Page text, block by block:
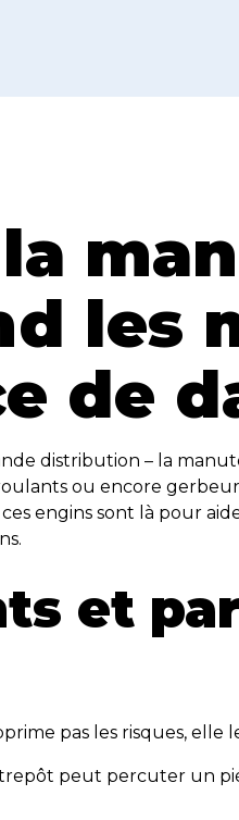
les
de
distribution – la
ou encore
engins sont là pour
et
pas les risques, elle
peut percuter un